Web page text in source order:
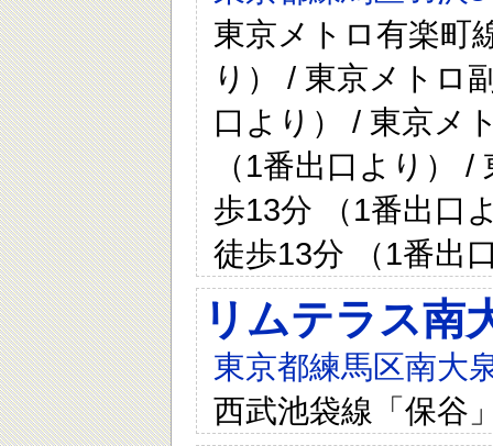
東京メトロ有楽町
り） / 東京メトロ
口より） / 東京メ
（1番出口より）
歩13分 （1番出口
徒歩13分 （1番出
リムテラス南
東京都練馬区南大
西武池袋線「保谷